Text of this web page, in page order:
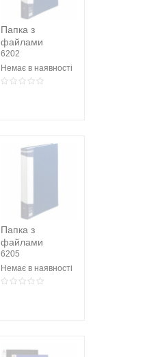
Папка з
файлами
6202
Немає в наявності
Папка з
файлами
6205
Немає в наявності